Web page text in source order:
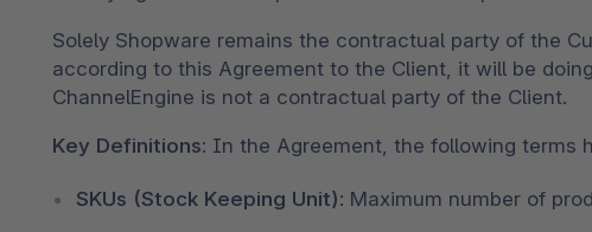
Migrazione
Multichannel Connect
Deep Search
Solely Shopware remains the contractual party of the
according to this Agreement to the Client, it will be
ChannelEngine is not a contractual party of the Client.
Key Definitions: In the Agreement, the following terms
SKUs (Stock Keeping Unit): Maximum number of